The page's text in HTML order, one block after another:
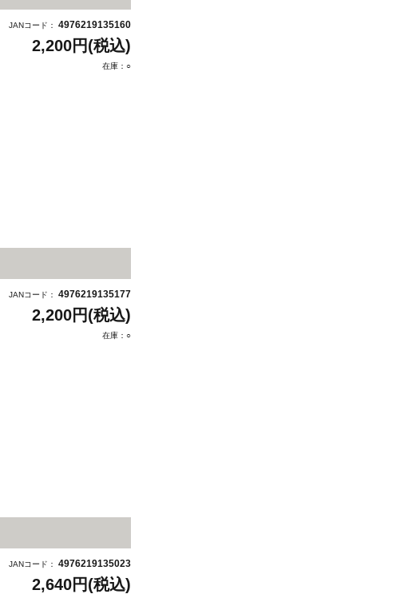
JANコード： 4976219135160
2,200円(税込)
在庫：○
JANコード： 4976219135177
2,200円(税込)
在庫：○
JANコード： 4976219135023
2,640円(税込)